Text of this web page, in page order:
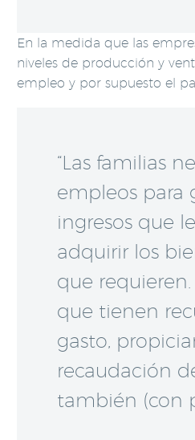
En la medida que las
niveles de producción y
empleo y por supuesto el
“Las familias
empleos para
ingresos que
adquirir los
que
que tienen
gasto,
recaudación
también (con